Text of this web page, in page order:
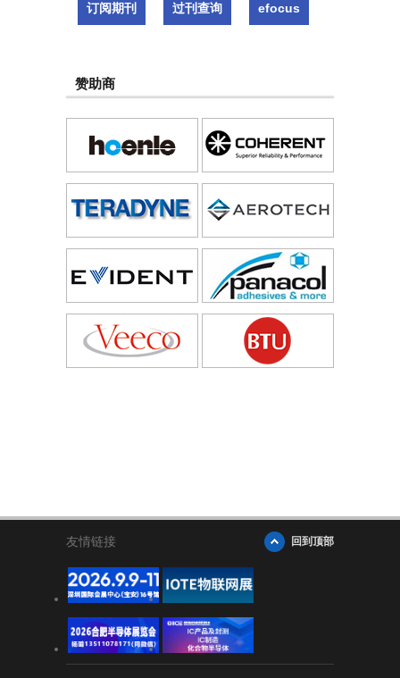
订阅期刊 过刊查询 efocus
赞助商
友情链接 回到顶部